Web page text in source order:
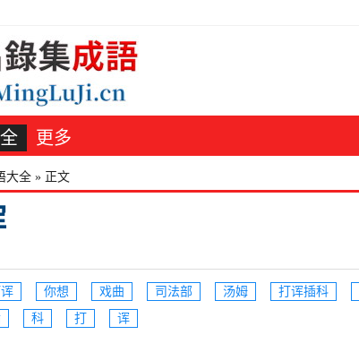
更多
大全 » 正文
你想 戏曲 司法部 汤姆 打诨插科
科 打 诨